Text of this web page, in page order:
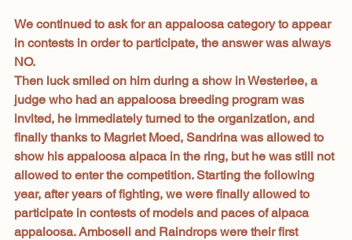
We continued to ask for an appaloosa category to appear
in contests in order to participate, the answer was always
NO.
Then luck smiled on him during a show in Westerlee, a
judge who had an appaloosa breeding program was
invited, he immediately turned to the organization, and
finally thanks to Magriet Moed, Sandrina was allowed to
show his appaloosa alpaca in the ring, but he was still not
allowed to enter the competition. Starting the following
year, after years of fighting, we were finally allowed to
participate in contests of models and paces of alpaca
appaloosa. Amboseli and Raindrops were their first